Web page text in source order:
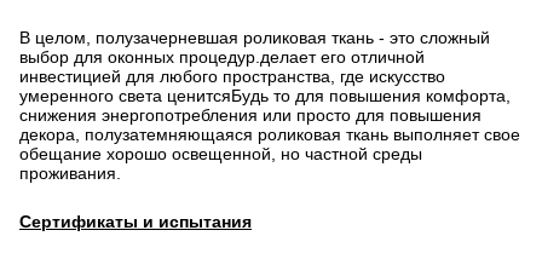
В целом, полузачерневшая роликовая ткань - это сложный
выбор для оконных процедур.делает его отличной
инвестицией для любого пространства, где искусство
умеренного света ценитсяБудь то для повышения комфорта,
снижения энергопотребления или просто для повышения
декора, полузатемняющаяся роликовая ткань выполняет свое
обещание хорошо освещенной, но частной среды
проживания.
Сертификаты и испытания